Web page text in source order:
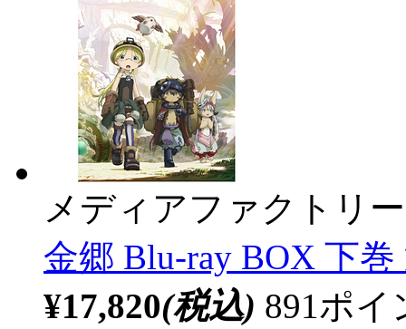
メディアファクトリー
金郷 Blu-ray BOX 下
¥17,820(税込) 891ポ